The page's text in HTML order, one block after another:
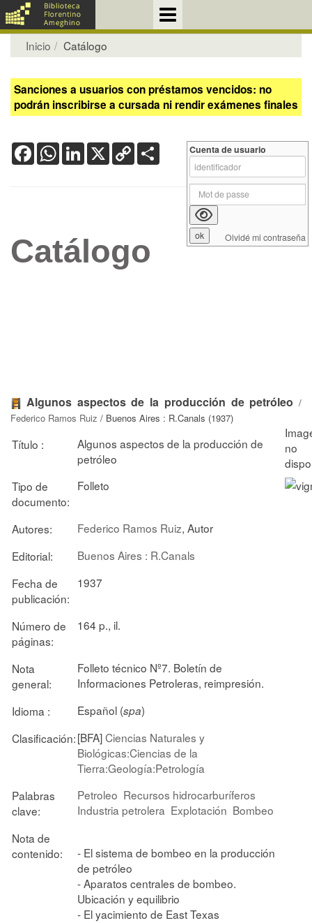
Inicio Catálogo
Sanciones a usuarios con préstamos vencidos: no
podrán inscribirse a cursada ni rendir exámenes finales
FacebookWhatsApp
LinkedIn
X Copy
Link
Catálogo
Algunos aspectos de la producción de petróleo /
Federico Ramos Ruiz / Buenos Aires : R.Canals (1937)
Título :
Algunos aspectos de la producción de
petróleo
Tipo de
documento:
Folleto
Autores: Federico Ramos Ruiz, Autor
Editorial:
Buenos Aires : R.Canals
Fecha de
publicación:
1937
Número de
páginas:
164 p., il.
Nota
general:
Folleto técnico Nº7. Boletín de
Informaciones Petroleras, reimpresión.
Idioma :
Español (spa)
Clasificación:[BFA]Ciencias Naturales y
Biológicas:Ciencias de la
Tierra:Geología:Petrología
Palabras
clave:
Petroleo Recursos hidrocarburíferos
Industria petrolera Explotación Bombeo
Nota de
contenido:
- El sistema de bombeo en la producción
de petróleo
- Aparatos centrales de bombeo.
Ubicación y equilibrio
- El yacimiento de East Texas
Cuenta de usuario
Olvidé mi contraseña